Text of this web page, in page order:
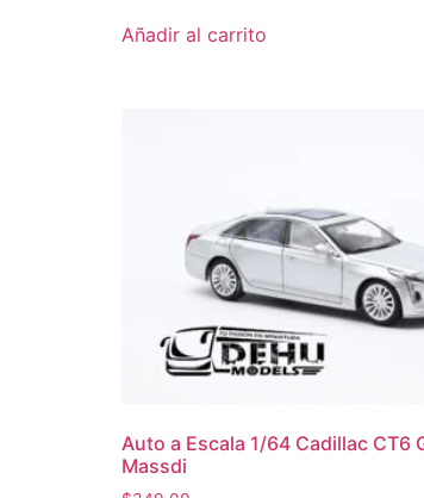
Añadir al carrito
Auto a Escala 1/64 Cadillac CT6
Massdi